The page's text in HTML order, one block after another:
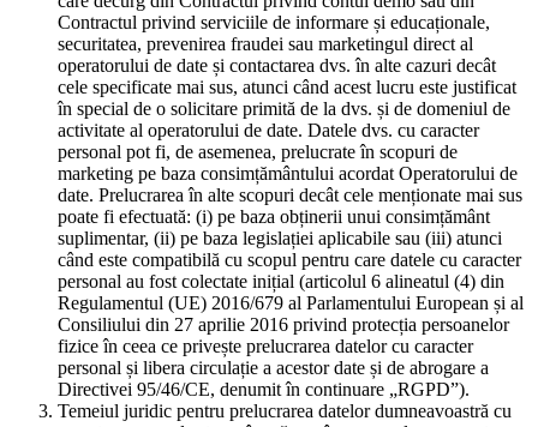
Contractul privind serviciile de informare și educaționale,
securitatea, prevenirea fraudei sau marketingul direct al
operatorului de date și contactarea dvs. în alte cazuri decât
cele specificate mai sus, atunci când acest lucru este justificat
în special de o solicitare primită de la dvs. și de domeniul de
activitate al operatorului de date. Datele dvs. cu caracter
personal pot fi, de asemenea, prelucrate în scopuri de
marketing pe baza consimțământului acordat Operatorului de
date. Prelucrarea în alte scopuri decât cele menționate mai sus
poate fi efectuată: (i) pe baza obținerii unui consimțământ
suplimentar, (ii) pe baza legislației aplicabile sau (iii) atunci
când este compatibilă cu scopul pentru care datele cu caracter
personal au fost colectate inițial (articolul 6 alineatul (4) din
Regulamentul (UE) 2016/679 al Parlamentului European și al
Consiliului din 27 aprilie 2016 privind protecția persoanelor
fizice în ceea ce privește prelucrarea datelor cu caracter
personal și libera circulație a acestor date și de abrogare a
Directivei 95/46/CE, denumit în continuare „RGPD”).
Temeiul juridic pentru prelucrarea datelor dumneavoastră cu